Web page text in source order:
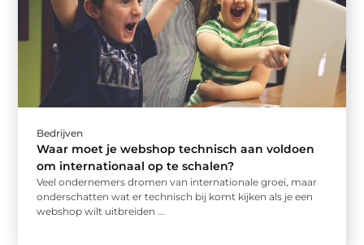
Bedrijven
Waar moet je webshop technisch aan voldoen
om internationaal op te schalen?
Veel ondernemers dromen van internationale groei, maar
onderschatten wat er technisch bij komt kijken als je een
webshop wilt uitbreiden ...